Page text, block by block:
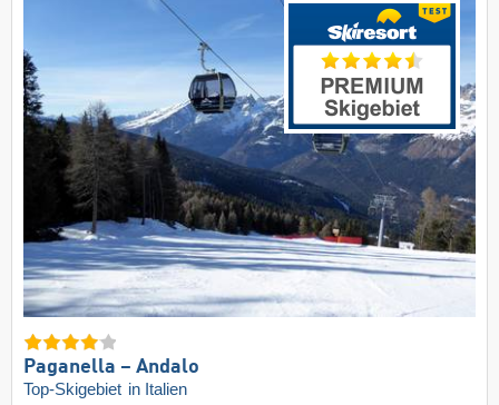
Paganella – Andalo
Top-Skigebiet in Italien